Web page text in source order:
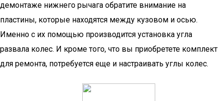
демонтаже нижнего рычага обратите внимание на
пластины, которые находятся между кузовом и осью.
Именно с их помощью производится установка угла
развала колес. И кроме того, что вы приобретете комплект
для ремонта, потребуется еще и настраивать углы колес.